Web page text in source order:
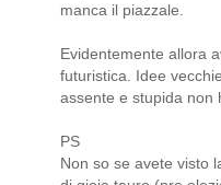
manca il piazzale.
Evidentemente allora
futuristica. Idee
assente e stupida non
PS
Non so se avete visto